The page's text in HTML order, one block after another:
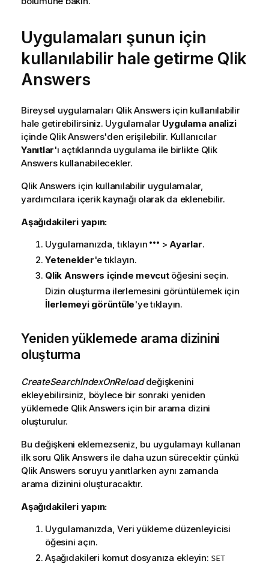
Uygulamaları şunun için
kullanılabilir hale getirme Qlik
Answers
Bireysel uygulamaları Qlik Answersiçin kullanılabilir
hale getirebilirsiniz. Uygulamalar Uygulama analizi
içinde Qlik Answers'den erişilebilir. Kullanıcılar
Yanıtlar'ı açtıklarında uygulama ile birlikte Qlik
Answerskullanabilecekler.
Qlik Answers için kullanılabilir uygulamalar,
yardımcılara içerik kaynağı olarak da eklenebilir.
Aşağıdakileri yapın:
Uygulamanızda, tıklayın
> Ayarlar.
Yetenekler'e tıklayın.
Qlik Answers içinde mevcutöğesini seçin.
Dizin oluşturma ilerlemesini görüntülemek için
İlerlemeyi görüntüle'ye tıklayın.
Yeniden yüklemede arama dizinini
oluşturma
CreateSearchIndexOnReloaddeğişkenini
ekleyebilirsiniz, böylece bir sonraki yeniden
yüklemede Qlik Answersiçin bir arama dizini
oluşturulur.
Bu değişkeni eklemezseniz, bu uygulamayı kullanan
ilk soru Qlik Answersile daha uzun sürecektir çünkü
Qlik Answers soruyu yanıtlarken aynı zamanda
arama dizinini oluşturacaktır.
Aşağıdakileri yapın:
Uygulamanızda,Veri yükleme düzenleyicisi
öğesini açın.
Aşağıdakileri komut dosyanıza ekleyin: SET